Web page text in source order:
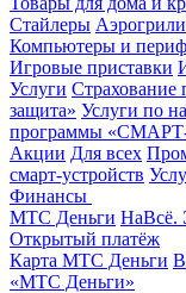
Стайлеры Аэрогрили
Компьютеры и
Игровые приставки
Услуги Страхование
защита» Услуги по
программы «СМАРТ-
Акции Для всех
смарт-устройств
Финансы
МТС Деньги НаВсё.
Открытый платёж
Карта МТС Деньги
«МТС Деньги»